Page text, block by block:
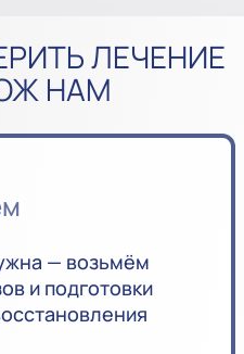
ЛЕЧЕНИЕ
НАМ
— возьмём
и подготовки